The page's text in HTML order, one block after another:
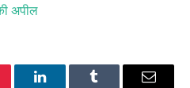
अपील